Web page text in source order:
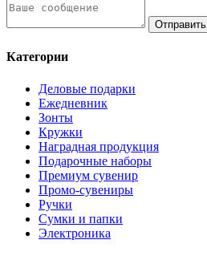
Отправить
Категории
Деловые подарки
Ежедневник
Зонты
Кружки
Наградная продукция
Подарочные наборы
Премиум сувенир
Промо-сувениры
Ручки
Сумки и папки
Электроника